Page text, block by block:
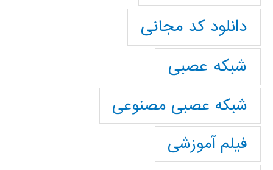
دانلود کد مجانی
شبکه عصبی
شبکه عصبی مصنوعی
فیلم آموزشی